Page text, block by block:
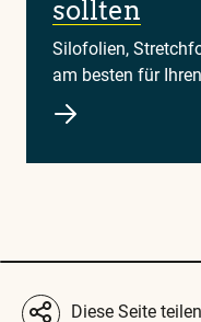
sollten
Silofolien,
am besten für
Diese Seite